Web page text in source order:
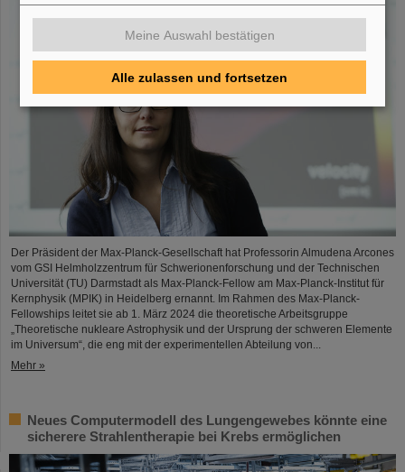
Der Präsident der Max-Planck-Gesellschaft hat Professorin Almudena Arcones
vom GSI Helmholzzentrum für Schwerionenforschung und der Technischen
Universität (TU) Darmstadt als Max-Planck-Fellow am Max-Planck-Institut für
Kernphysik (MPIK) in Heidelberg ernannt. Im Rahmen des Max-Planck-
Fellowships leitet sie ab 1. März 2024 die theoretische Arbeitsgruppe
„Theoretische nukleare Astrophysik und der Ursprung der schweren Elemente
im Universum“, die eng mit der experimentellen Abteilung von...
Mehr »
Neues Computermodell des Lungengewebes könnte eine
sicherere Strahlentherapie bei Krebs ermöglichen
Meine Auswahl bestätigen
Alle zulassen und fortsetzen